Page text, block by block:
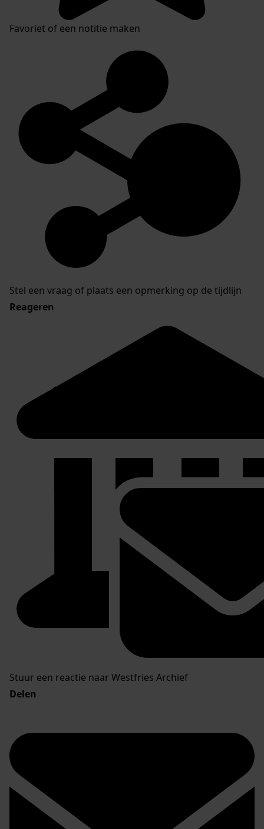
Favoriet of een notitie maken
Stel een vraag of plaats een opmerking op de tijdlijn
Reageren
Stuur een reactie naar Westfries Archief
Delen